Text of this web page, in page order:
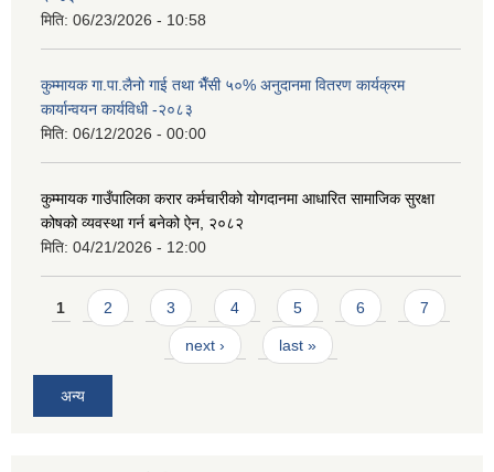
मिति: 06/23/2026 - 10:58
कुम्मायक गा.पा.लैनो गाई तथा भैँसी ५०% अनुदानमा वितरण कार्यक्रम
कार्यान्वयन कार्यविधी -२०८३
मिति: 06/12/2026 - 00:00
कुम्मायक गाउँपालिका करार कर्मचारीको योगदानमा आधारित सामाजिक सुरक्षा
कोषको व्यवस्था गर्न बनेको ऐन, २०८२
मिति: 04/21/2026 - 12:00
Pages
1 2 3 4 5 6 7
next › last »
अन्य